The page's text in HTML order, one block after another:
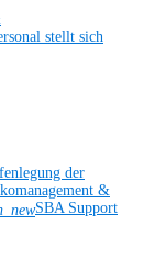
stellt sich
der
&
SBA Support